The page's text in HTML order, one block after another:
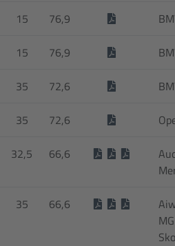
15 76,9
15 76,9
35 72,6
35 72,6
32,5 66,6
35 66,6